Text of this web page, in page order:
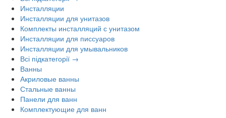
Инсталляции
Инсталляции для унитазов
Комплекты инсталляций с унитазом
Инсталляции для писсуаров
Инсталляции для умывальников
Всі підкатегорії →
Ванны
Акриловые ванны
Стальные ванны
Панели для ванн
Комплектующие для ванн